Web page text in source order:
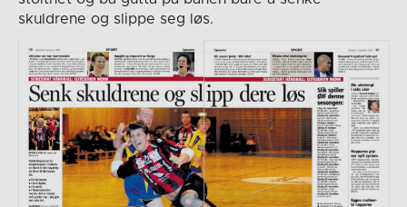
skuldrene og slippe seg løs.